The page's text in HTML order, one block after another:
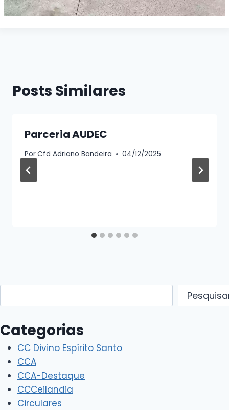
Posts Similares
Parceria AUDEC
PorCfd Adriano Bandeira 04/12/2025
Categorias
CC Divino Espírito Santo
CCA
CCA-Destaque
CCCeilandia
Circulares